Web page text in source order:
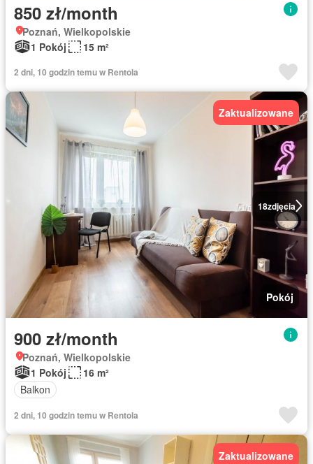
850 zł/month
Poznań, Wielkopolskie
1 Pokój
15 m²
2 dni, 10 godzin temu w Rentola
18zdjęcia
Zaktualizowane
Pokój
900 zł/month
Poznań, Wielkopolskie
1 Pokój
16 m²
Balkon
2 dni, 10 godzin temu w Rentola
Zaktualizowane